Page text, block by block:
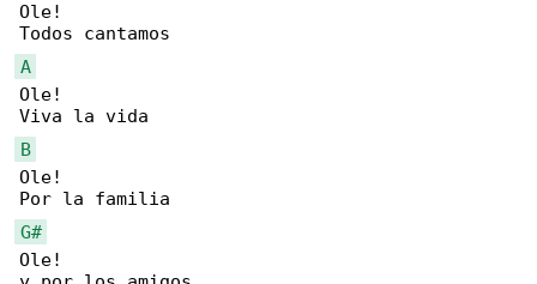
Ole!
A
Ole!
B
Ole!
G#
Ole!